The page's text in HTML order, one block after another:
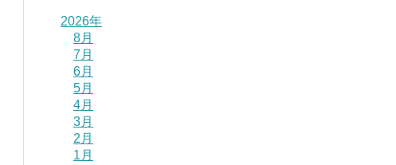
2026年
8月
7月
6月
5月
4月
3月
2月
1月